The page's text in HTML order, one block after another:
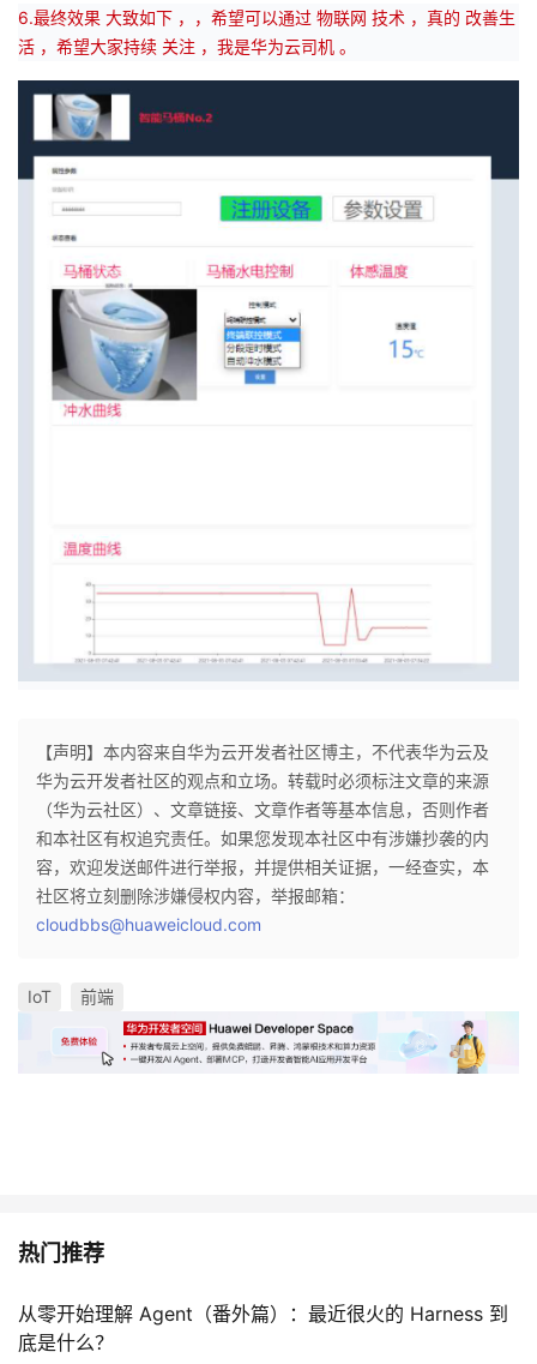
6.最终效果 大致如下 ，，希望可以通过 物联网 技术 ，真的 改善生
活 ，希望大家持续 关注 ，我是华为云司机 。
【声明】本内容来自华为云开发者社区博主，不代表华为云及
华为云开发者社区的观点和立场。转载时必须标注文章的来源
（华为云社区）、文章链接、文章作者等基本信息，否则作者
和本社区有权追究责任。如果您发现本社区中有涉嫌抄袭的内
容，欢迎发送邮件进行举报，并提供相关证据，一经查实，本
社区将立刻删除涉嫌侵权内容，举报邮箱：
cloudbbs@huaweicloud.com
IoT 前端
热门推荐
从零开始理解 Agent（番外篇）：最近很火的 Harness 到
底是什么？